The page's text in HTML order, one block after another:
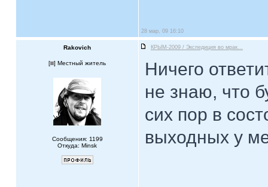
28 мар, 09 16:10
Rakovich КРЫМ-2009 / Экспедиция во мрак...
[ ] Местный житель
Сообщения: 1199
Откуда: Minsk
Ничего
не знаю, что
сих пор в
выходных у